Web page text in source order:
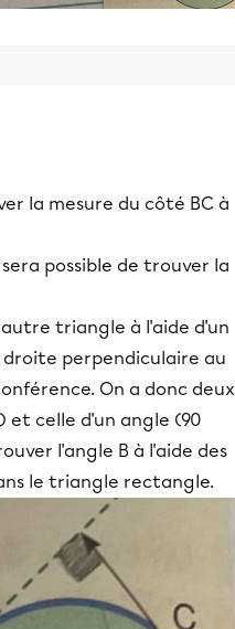
la mesure du côté BC à
possible de trouver la
triangle à l'aide d'un
perpendiculaire au
On a donc deux
et celle d'un angle (90
l'angle B à l'aide des
le triangle rectangle.